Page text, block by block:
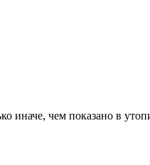
иначе, чем показано в